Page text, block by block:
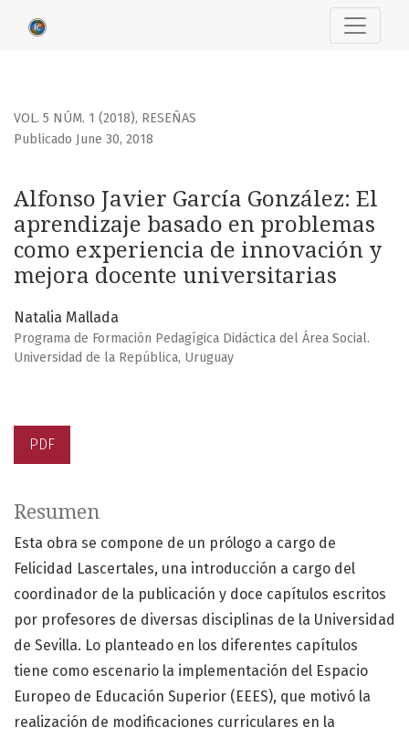
Alfonso Javier García González: El aprendizaje basado
VOL. 5 NÚM. 1 (2018), RESEÑAS
Alfonso Javier García González: El
aprendizaje basado en problemas
como experiencia de innovación y
mejora docente universitarias
Publicado June 30, 2018
Natalia Mallada
Programa de Formación Pedagígica Didáctica del Área Social.
Universidad de la República, Uruguay
PDF
Resumen
Esta obra se compone de un prólogo a cargo de
Felicidad Lascertales, una introducción a cargo del
coordinador de la publicación y doce capítulos escritos
por profesores de diversas disciplinas de la Universidad
de Sevilla. Lo planteado en los diferentes capítulos
tiene como escenario la implementación del Espacio
Europeo de Educación Superior (EEES), que motivó la
realización de modificaciones curriculares en la